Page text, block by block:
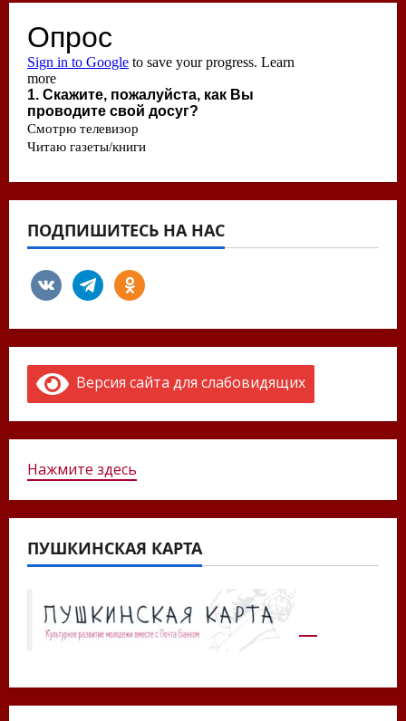
ПОДПИШИТЕСЬ НА НАС
vkontaktetelegramodnoklassniki
Версия сайта для слабовидящих
Нажмите здесь
ПУШКИНСКАЯ КАРТА